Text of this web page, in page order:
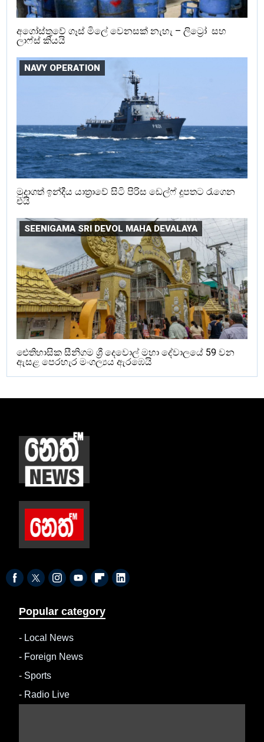
අගෝස්තුවේ ගෑස් මිලේ වෙනසක් නැහැ – ලිට්‍රෝ සහ
ලාෆ්ස් කියයි
NAVY OPERATION
මුදාගත් ඉන්දීය යාත්‍රාවේ සිටි පිරිස ඩෙල්ෆ් දූපතට රැගෙන
එයි
SEENIGAMA SRI DEVOL MAHA DEVALAYA
ඓතිහාසික සීනිගම ශ්‍රී දෙවොල් මහා දේවාලයේ 59 වන
ඇසළ පෙරහැර මංගල්‍යය ඇරඹෙයි
Popular category
- Local News
- Foreign News
- Sports
- Radio Live